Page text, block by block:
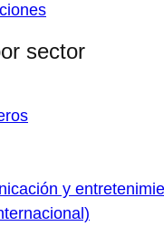
sector
y